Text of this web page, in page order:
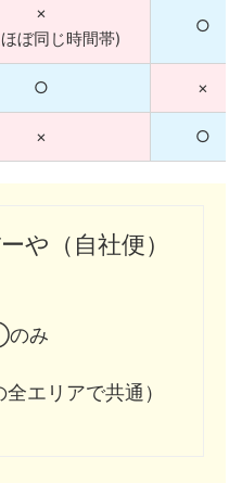
×
ぼ同じ時間帯)
○
○ ×
× ○
や（自社便）
み
エリアで共通）